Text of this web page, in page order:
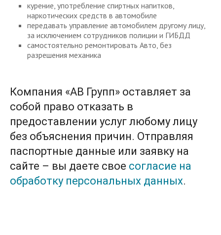
курение, употребление спиртных напитков,
наркотических средств в автомобиле
передавать управление автомобилем другому лицу,
за исключением сотрудников полиции и ГИБДД
самостоятельно ремонтировать Авто, без
разрешения механика
Компания «АВ Групп» оставляет за
собой право отказать в
предоставлении услуг любому лицу
без объяснения причин. Отправляя
паспортные данные или заявку на
сайте – вы даете свое согласие на
обработку персональных данных.